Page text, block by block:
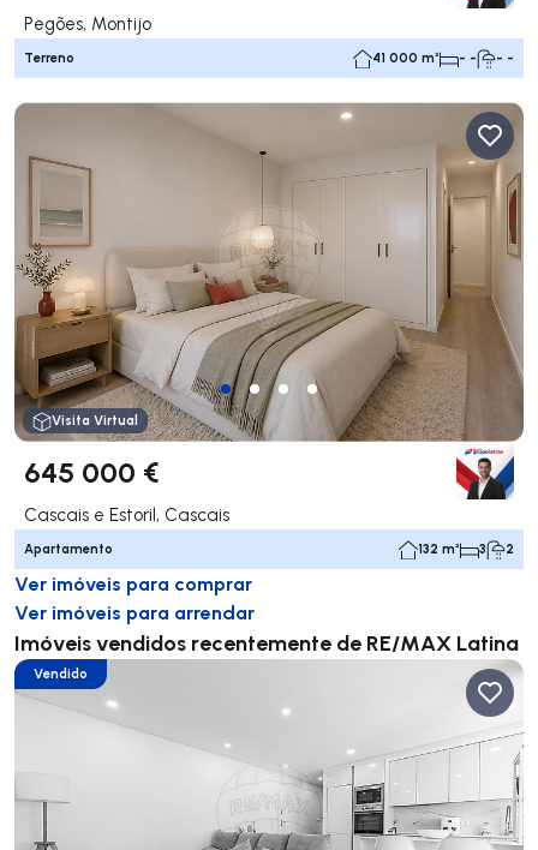
Pegões, Montijo
Terreno 41 000 m² - - - -
Visita Virtual
645 000 €
Cascais e Estoril, Cascais
Apartamento 132 m² 3 2
Ver imóveis para comprar
Ver imóveis para arrendar
Imóveis vendidos recentemente de RE/MAX Latina
Vendido